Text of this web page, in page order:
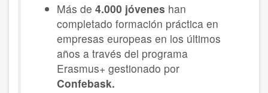
Más de 4.000 jóvenes han
completado formación práctica en
empresas europeas en los últimos
años a través del programa
Erasmus+ gestionado por
Confebask.